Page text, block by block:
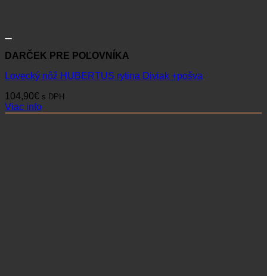
DARČEK PRE POĽOVNÍKA
Lovecký nôž HUBERTUS rytina Diviak +pošva
104,90€ s DPH
Viac info